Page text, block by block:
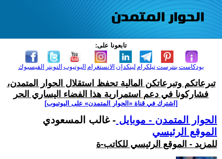
تابعونا على:
الفيسبوك التويتر اليوتيوب الانستغرام لينكدإن تيلكرامبنترست بودكاست
تبرعاتكم وتبرعاتكن المالية تحفظ استقلال الحوار المتمدن،
فشاركونا في دعم استمرارية هذا الفضاء اليساري الحر
[اشترك في قناة ‫«الحوار المتمدن» على اليوتيوب]
الحوار المتمدن - موبايل - غالب المسعودي
الموقع الرئيسي
للمزيد - الموقع الرئيسي للكاتب-ة